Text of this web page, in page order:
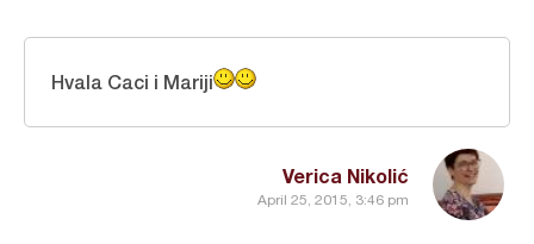
Verica Nikolić
April 25, 2015, 3:46 pm
Hvala Caci i Mariji